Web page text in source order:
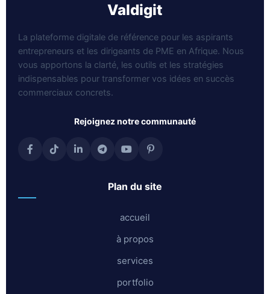
valdigit
La plateforme digitale de référence pour les aspirants
entrepreneurs et les dirigeants de PME en Afrique. Nous
vous apportons la clarté, les outils et les stratégies
indispensables pour transformer vos idées en succès
commerciaux concrets.
rejoignez notre communauté
plan du site
accueil
à propos
services
portfolio